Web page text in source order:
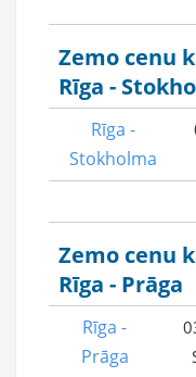
Zemo cenu
Rīga -
Rīga -
Stokholma
Zemo cenu
Rīga - Prāga
Rīga -
Prāga